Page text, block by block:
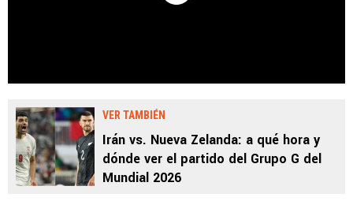
VER TAMBIÉN
Irán vs. Nueva Zelanda: a qué hora y
dónde ver el partido del Grupo G del
Mundial 2026